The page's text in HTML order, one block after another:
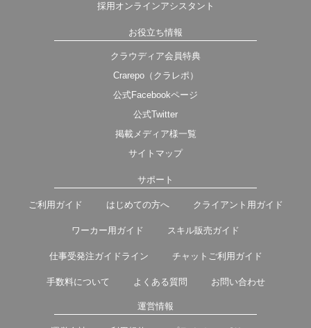
採用オンラインアシスタント
お役立ち情報
クラウディア会員特典
Crarepo（クラレポ）
公式Facebookページ
公式Twitter
掲載メディア様一覧
サイトマップ
サポート
ご利用ガイド はじめての方へ クライアント用ガイド
ワーカー用ガイド スキル販売ガイド
仕事受発注ガイドライン チャットご利用ガイド
手数料について よくある質問 お問い合わせ
運営情報